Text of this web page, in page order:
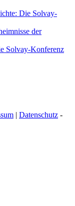
Die Solvay-
der
Solvay-Konferenz
| Datenschutz -